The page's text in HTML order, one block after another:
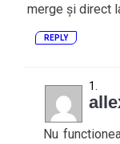
merge și direct
REPLY
Nu